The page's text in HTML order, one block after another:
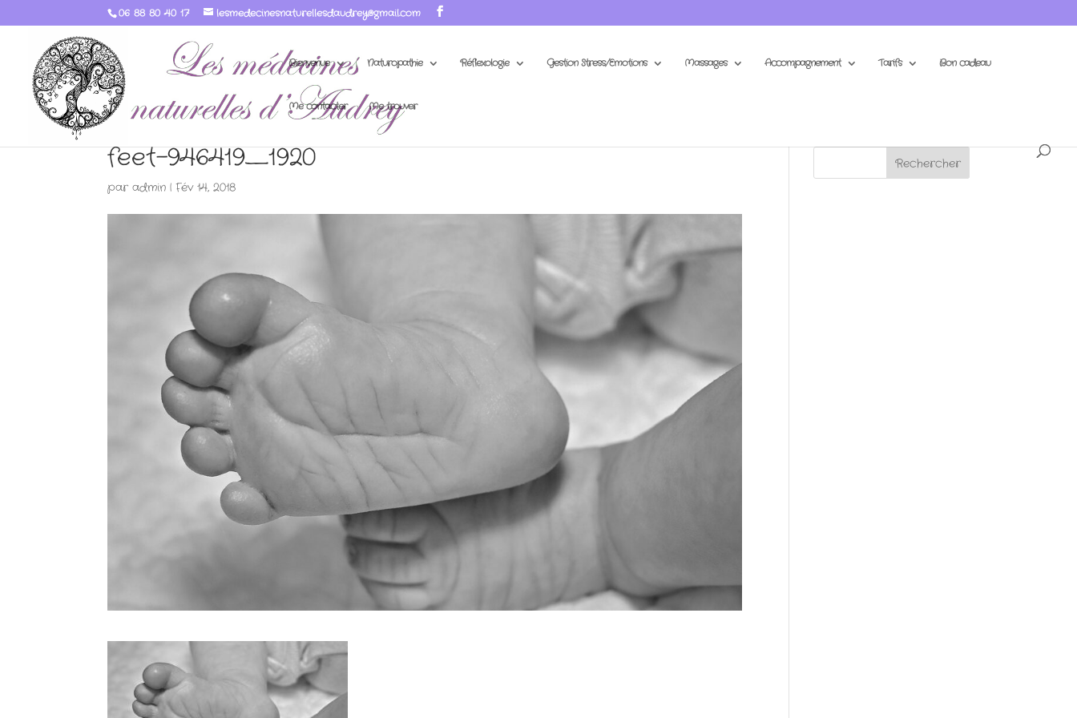
06 88 80 40 17 lesmedecinesnaturellesdaudrey@gmail.com
Bienvenue Naturopathie Réflexologie Gestion Stress/Emotions Massages Accompagnement Tarifs Bon cadeau
Me contacter Me trouver
feet-946419_1920
paradmin |Fév 14, 2018